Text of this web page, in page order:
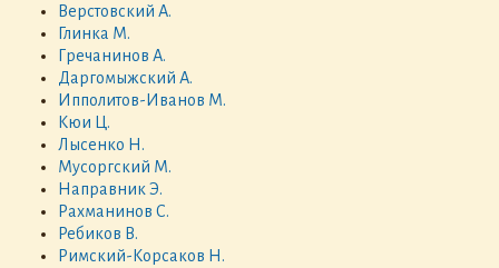
Верстовский А.
Глинка М.
Гречанинов А.
Даргомыжский А.
Ипполитов-Иванов М.
Кюи Ц.
Лысенко Н.
Мусоргский М.
Направник Э.
Рахманинов С.
Ребиков В.
Римский-Корсаков Н.